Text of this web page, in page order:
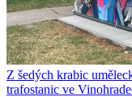
Z šedých krabic
trafostanic ve